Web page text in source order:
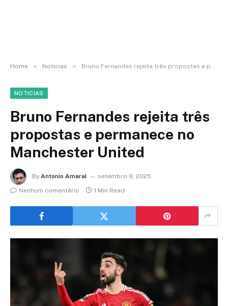
Home » Noticias » Bruno Fernandes rejeita três propostas e permanece no Manchester United
NOTICIAS
Bruno Fernandes rejeita três
propostas e permanece no
Manchester United
By Antonio Amaral
setembro 9, 2025
Nenhum comentário
1 Min Read